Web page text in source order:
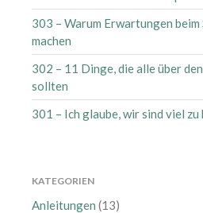
303 – Warum Erwartungen
machen
302 – 11 Dinge, die alle über
sollten
301 – Ich glaube, wir sind viel zu
KATEGORIEN
Anleitungen (13)